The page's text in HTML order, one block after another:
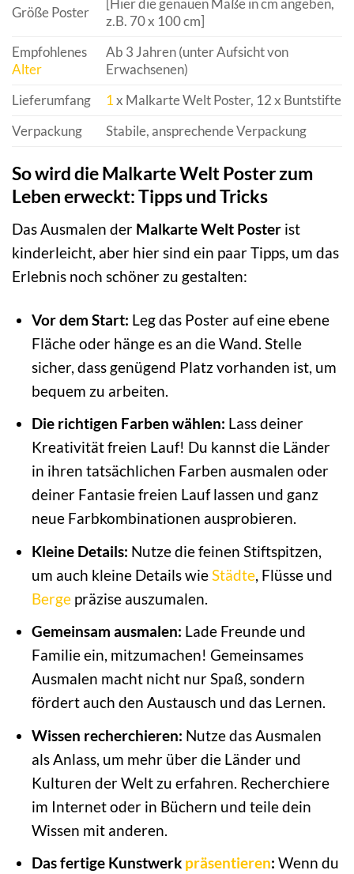
Größe Poster
[Hier die genauen Maße in cm angeben,
z.B. 70 x 100 cm]
Empfohlenes
Alter
Ab 3 Jahren (unter Aufsicht von
Erwachsenen)
Lieferumfang
1x Malkarte Welt Poster, 12 x Buntstifte
Verpackung
Stabile, ansprechende Verpackung
So wird die Malkarte Welt Poster zum
Leben erweckt: Tipps und Tricks
Das Ausmalen der Malkarte Welt Poster ist
kinderleicht, aber hier sind ein paar Tipps, um das
Erlebnis noch schöner zu gestalten:
Vor dem Start: Leg das Poster auf eine ebene
Fläche oder hänge es an die Wand. Stelle
sicher, dass genügend Platz vorhanden ist, um
bequem zu arbeiten.
Die richtigen Farben wählen: Lass deiner
Kreativität freien Lauf! Du kannst die Länder
in ihren tatsächlichen Farben ausmalen oder
deiner Fantasie freien Lauf lassen und ganz
neue Farbkombinationen ausprobieren.
Kleine Details: Nutze die feinen Stiftspitzen,
um auch kleine Details wieStädte, Flüsse und
Bergepräzise auszumalen.
Gemeinsam ausmalen: Lade Freunde und
Familie ein, mitzumachen! Gemeinsames
Ausmalen macht nicht nur Spaß, sondern
fördert auch den Austausch und das Lernen.
Wissen recherchieren: Nutze das Ausmalen
als Anlass, um mehr über die Länder und
Kulturen der Welt zu erfahren. Recherchiere
im Internet oder in Büchern und teile dein
Wissen mit anderen.
Das fertige Kunstwerk präsentieren: Wenn du